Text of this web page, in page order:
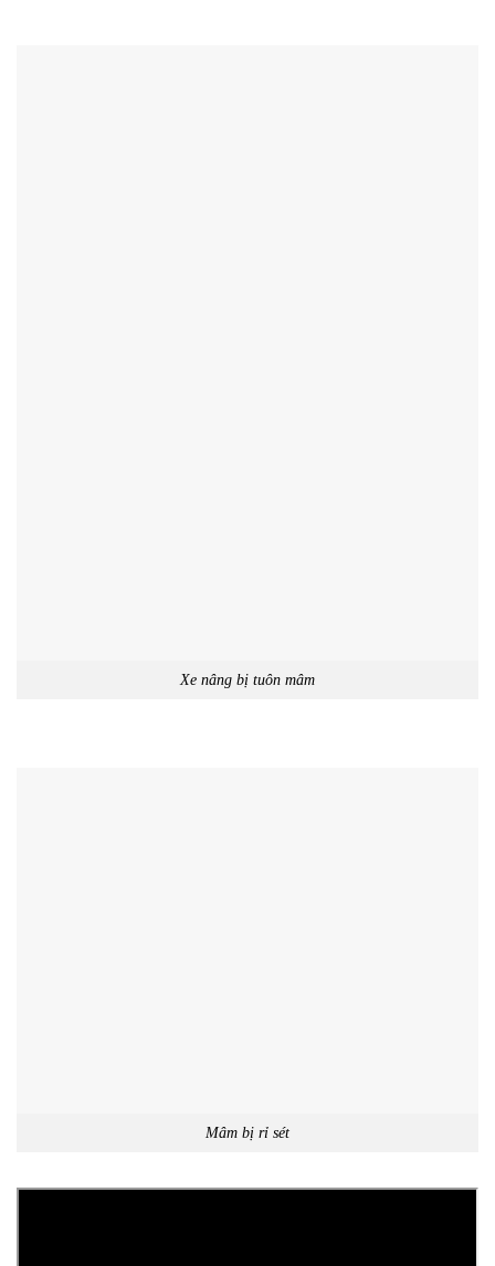
Xe nâng bị tuôn mâm
Mâm bị rỉ sét